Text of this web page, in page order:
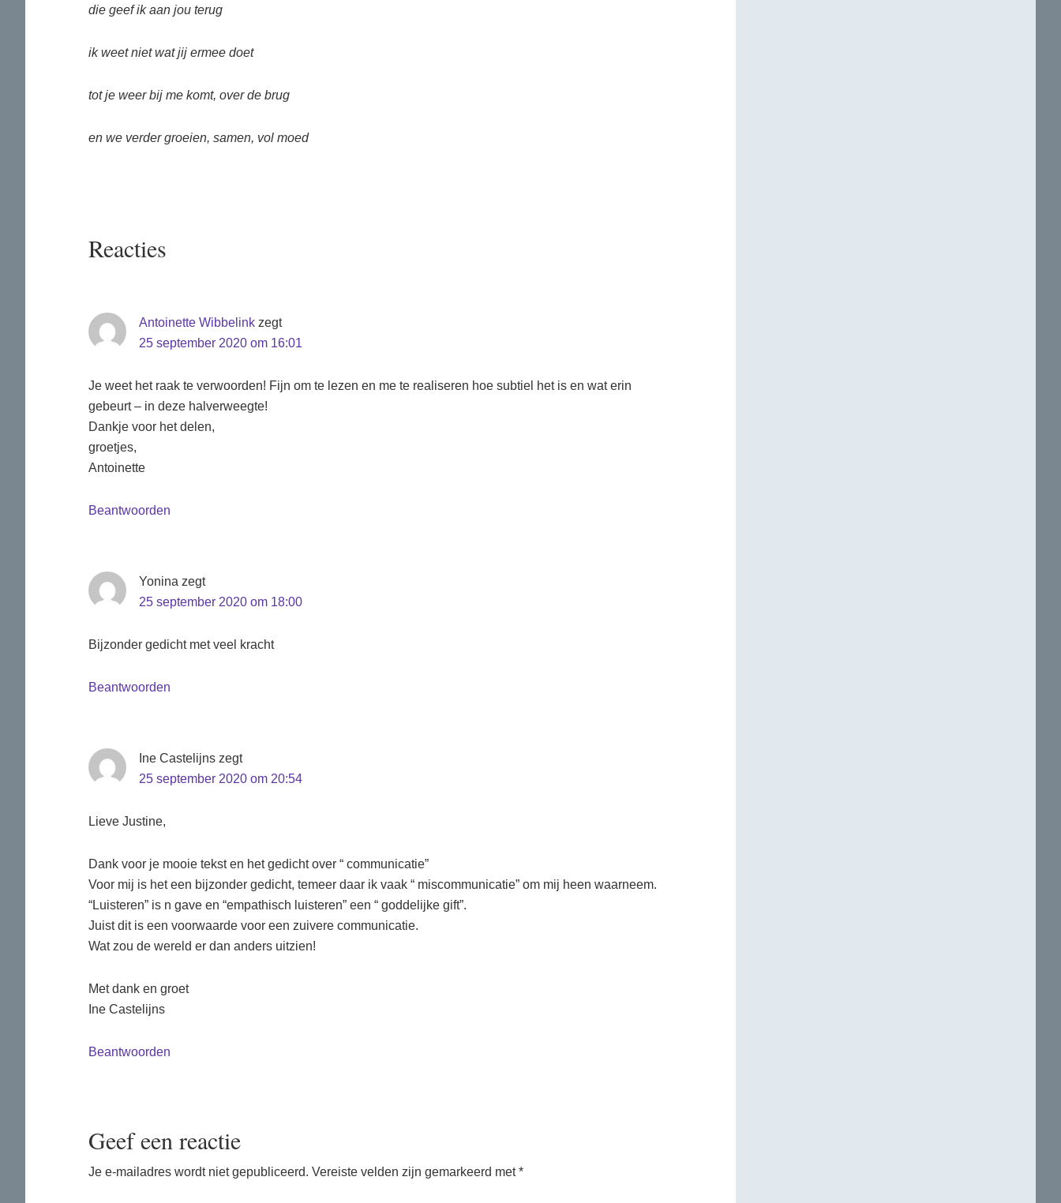
die geef ik aan jou terug
ik weet niet wat jij ermee doet
tot je weer bij me komt, over de brug
en we verder groeien, samen, vol moed
Reacties
Antoinette Wibbelink zegt
25 september 2020 om 16:01
Je weet het raak te verwoorden! Fijn om te lezen en me te realiseren hoe subtiel het is en wat erin
gebeurt – in deze halverweegte!
Dankje voor het delen,
groetjes,
Antoinette
Beantwoorden
Yonina zegt
25 september 2020 om 18:00
Bijzonder gedicht met veel kracht
Beantwoorden
Ine Castelijns zegt
25 september 2020 om 20:54
Lieve Justine,
Dank voor je mooie tekst en het gedicht over “ communicatie”
Voor mij is het een bijzonder gedicht, temeer daar ik vaak “ miscommunicatie” om mij heen waarneem.
“Luisteren” is n gave en “empathisch luisteren” een “ goddelijke gift”.
Juist dit is een voorwaarde voor een zuivere communicatie.
Wat zou de wereld er dan anders uitzien!
Met dank en groet
Ine Castelijns
Beantwoorden
Geef een reactie
Je e-mailadres wordt niet gepubliceerd. Vereiste velden zijn gemarkeerd met*